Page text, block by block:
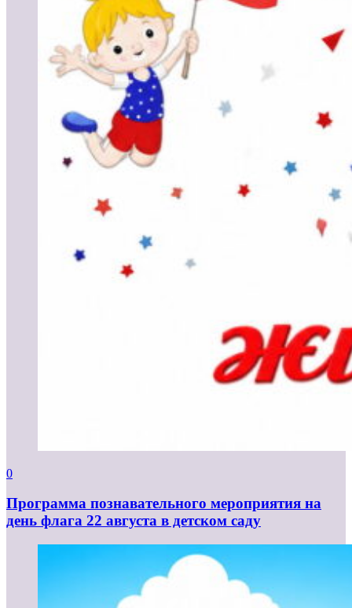
0
Программа познавательного мероприятия на
день флага 22 августа в детском саду